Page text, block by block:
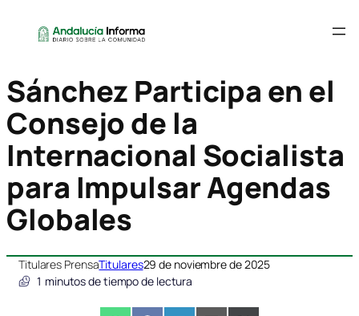
Sánchez Participa en el
Consejo de la
Internacional Socialista
para Impulsar Agendas
Globales
Titulares PrensaTitulares29 de noviembre de 2025
1 minutos de tiempo de lectura